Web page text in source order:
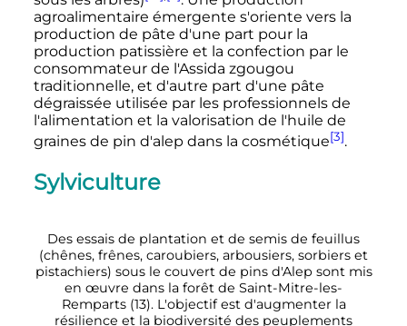
agroalimentaire émergente s'oriente vers la
production de pâte d'une part pour la
production patissière et la confection par le
consommateur de l'Assida zgougou
traditionnelle, et d'autre part d'une pâte
dégraissée utilisée par les professionnels de
l'alimentation et la valorisation de l'huile de
graines de pin d'alep dans la cosmétique[3].
Sylviculture
Des essais de plantation et de semis de feuillus
(chênes, frênes, caroubiers, arbousiers, sorbiers et
pistachiers) sous le couvert de pins d'Alep sont mis
en œuvre dans la forêt de Saint-Mitre-les-
Remparts (13). L'objectif est d'augmenter la
résilience et la biodiversité des peuplements